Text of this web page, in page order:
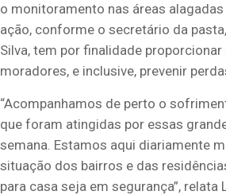
o monitoramento nas áreas
ação, conforme o secretário da
Silva, tem por finalidade
moradores, e inclusive, prevenir
“Acompanhamos de perto o
que foram atingidas por essas
semana. Estamos aqui diariamente
situação dos bairros e das
para casa seja em segurança”, relata